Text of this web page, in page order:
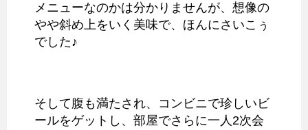
メニューなのかは分かりませんが、想像の
やや斜め上をいく美味で、ほんにさいこぅ
でした♪
そして腹も満たされ、コンビニで珍しいビ
ールをゲットし、部屋でさらに一人2次会